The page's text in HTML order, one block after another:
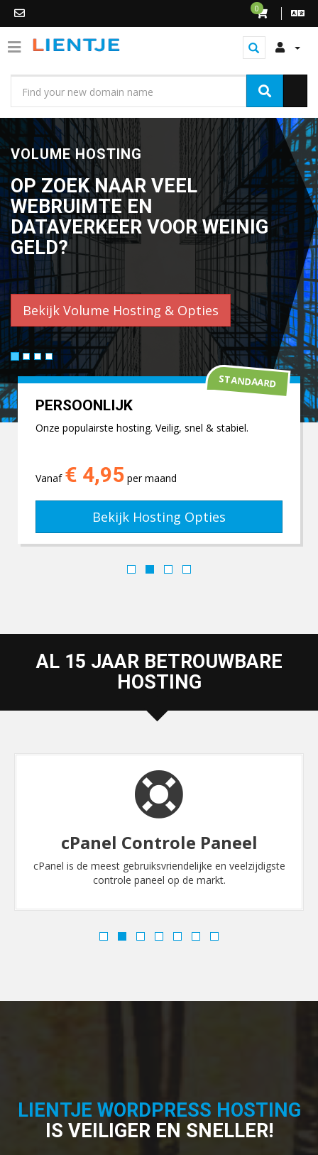
0
VOLUME HOSTING
OP ZOEK NAAR VEEL
WEBRUIMTE EN
DATAVERKEER VOOR WEINIG
GELD?
Bekijk Volume Hosting & Opties
PERSOONLIJK
Onze populairste hosting. Veilig, snel & stabiel.
Vanaf € 4,95 per maand
Bekijk Hosting Opties
STANDAARD
AL 15 JAAR BETROUWBARE
HOSTING
cPanel Controle Paneel
cPanel is de meest gebruiksvriendelijke en veelzijdigste
controle paneel op de markt.
LIENTJE WORDPRESS HOSTING
IS VEILIGER EN SNELLER!